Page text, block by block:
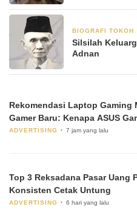
BIOGRAFI TOKOH
Silsilah
Adnan
Rekomendasi Laptop Gaming
Gamer Baru: Kenapa ASUS
ADVERTISING 7 jam yang lalu
Top 3 Reksadana Pasar Uang
Konsisten Cetak Untung
ADVERTISING 6 hari yang lalu